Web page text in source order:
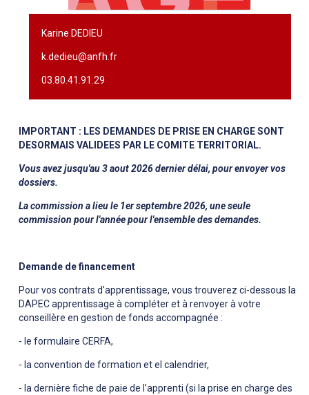
Karine DEDIEU
k.dedieu@anfh.fr
03.80.41.91.29
IMPORTANT : LES DEMANDES DE PRISE EN CHARGE SONT
DESORMAIS VALIDEES PAR LE COMITE TERRITORIAL.
Vous avez jusqu'au 3 aout 2026 dernier délai, pour envoyer vos
dossiers.
La commission a lieu le 1er septembre 2026, une seule
commission pour l'année pour l'ensemble des demandes.
Demande de financement
Pour vos contrats d'apprentissage, vous trouverez ci-dessous la
DAPEC apprentissage à compléter et à renvoyer à votre
conseillère en gestion de fonds accompagnée :
- le formulaire CERFA,
- la convention de formation et el calendrier,
- la dernière fiche de paie de l’apprenti (si la prise en charge des